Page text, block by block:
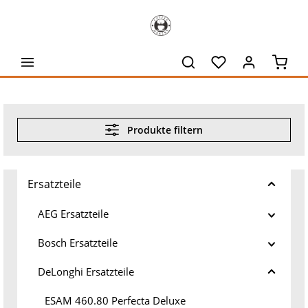
Produkte filtern
Ersatzteile
AEG Ersatzteile
Bosch Ersatzteile
DeLonghi Ersatzteile
ESAM 460.80 Perfecta Deluxe